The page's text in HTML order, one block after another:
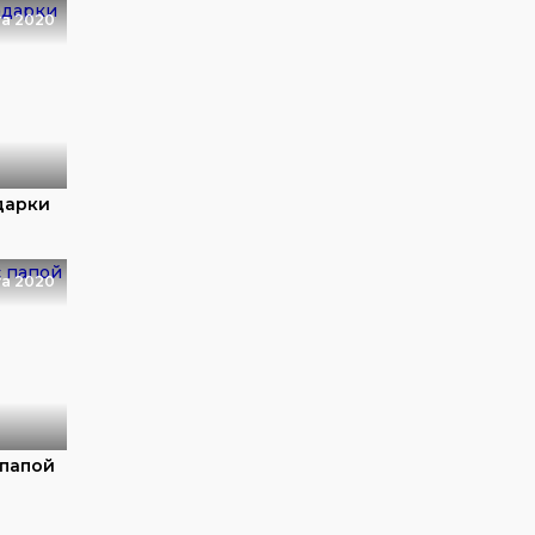
2020
2020